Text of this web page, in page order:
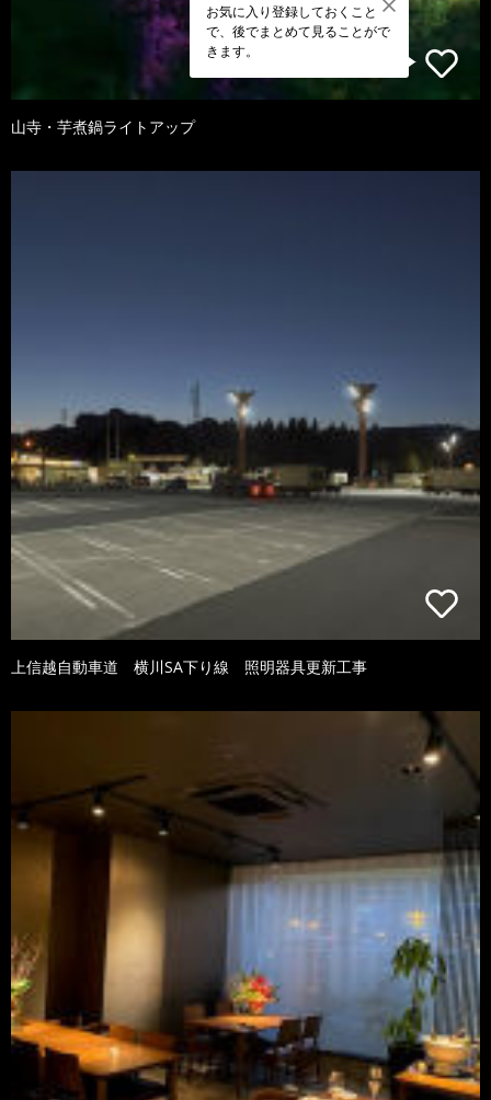
お気に入り登録しておくこと
で、後でまとめて見ることがで
きます。
山寺・芋煮鍋ライトアップ
上信越自動車道 横川SA下り線 照明器具更新工事